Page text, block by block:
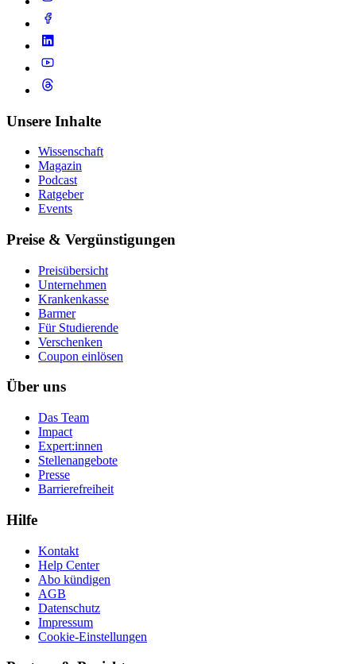
Unsere Inhalte
Wissenschaft
Magazin
Podcast
Ratgeber
Events
Preise & Vergünstigungen
Preisübersicht
Unternehmen
Krankenkasse
Barmer
Für Studierende
Ver­schen­ken
Coupon einlösen
Über uns
Das Team
Impact
Expert:innen
Stellenangebote
Presse
Barrierefreiheit
Hilfe
Kontakt
Help Center
Abo kündigen
AGB
Datenschutz
Impressum
Cookie-Einstellungen